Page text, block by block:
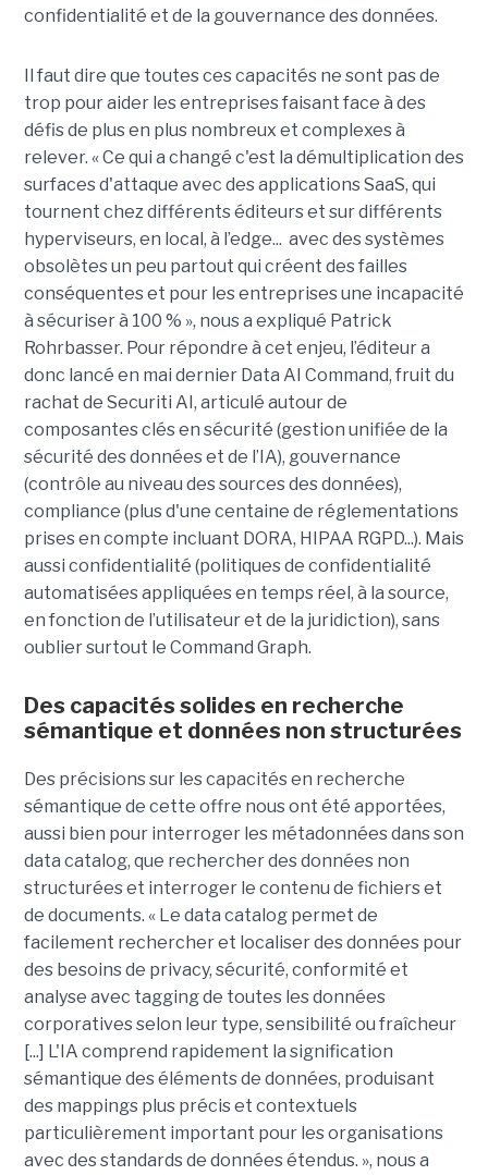
confidentialité et de la gouvernance des données.
Il faut dire que toutes ces capacités ne sont pas de
trop pour aider les entreprises faisant face à des
défis de plus en plus nombreux et complexes à
relever. « Ce qui a changé c'est la démultiplication des
surfaces d'attaque avec des applications SaaS, qui
tournent chez différents éditeurs et sur différents
hyperviseurs, en local, à l’edge... avec des systèmes
obsolètes un peu partout qui créent des failles
conséquentes et pour les entreprises une incapacité
à sécuriser à 100 % », nous a expliqué Patrick
Rohrbasser. Pour répondre à cet enjeu, l’éditeur a
donc lancé en mai dernier Data AI Command, fruit du
rachat de Securiti AI, articulé autour de
composantes clés en sécurité (gestion unifiée de la
sécurité des données et de l’IA), gouvernance
(contrôle au niveau des sources des données),
compliance (plus d'une centaine de réglementations
prises en compte incluant DORA, HIPAA RGPD...). Mais
aussi confidentialité (politiques de confidentialité
automatisées appliquées en temps réel, à la source,
en fonction de l’utilisateur et de la juridiction), sans
oublier surtout le Command Graph.
Des capacités solides en recherche
sémantique et données non structurées
Des précisions sur les capacités en recherche
sémantique de cette offre nous ont été apportées,
aussi bien pour interroger les métadonnées dans son
data catalog, que rechercher des données non
structurées et interroger le contenu de fichiers et
de documents. « Le data catalog permet de
facilement rechercher et localiser des données pour
des besoins de privacy, sécurité, conformité et
analyse avec tagging de toutes les données
corporatives selon leur type, sensibilité ou fraîcheur
[...] L'IA comprend rapidement la signification
sémantique des éléments de données, produisant
des mappings plus précis et contextuels
particulièrement important pour les organisations
avec des standards de données étendus. », nous a